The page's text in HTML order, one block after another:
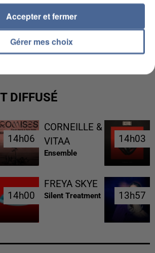
SUPPOSÉS DE LA DZ
EN ALGÉRIE
DIFFUSÉ
14h06
14h06
CORNEILLE &
VITAA
Ensemble
14h03
14h03
14h00
14h00
FREYA SKYE
Silent Treatment 13h57
13h57
Gérer mes choix
Accepter et fermer